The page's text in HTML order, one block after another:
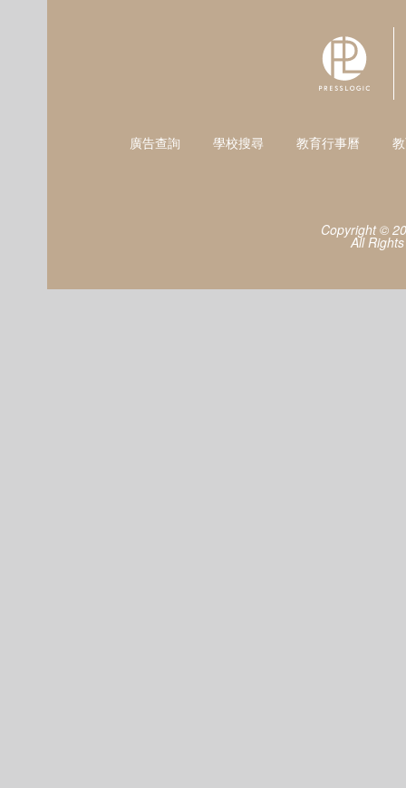
廣告查詢 學校搜尋 教育行事曆
Copyright ©
All